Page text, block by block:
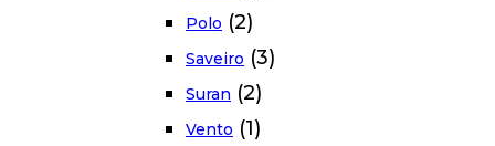
Polo (2)
Saveiro (3)
Suran (2)
Vento (1)